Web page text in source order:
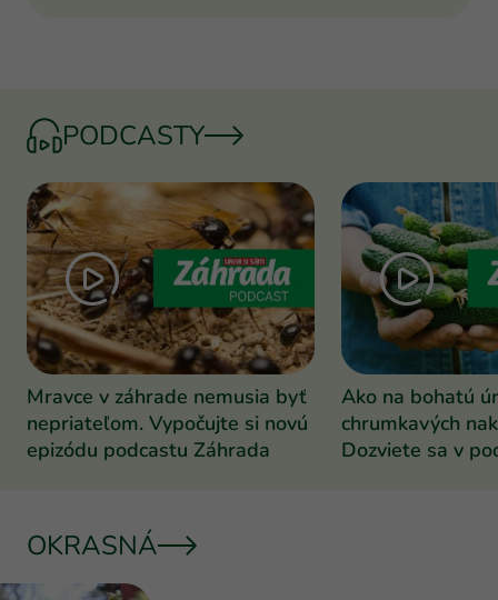
PODCASTY
Mravce v záhrade nemusia byť
nepriateľom. Vypočujte si novú
epizódu podcastu Záhrada
Ako na bohatú
chrumkavých
Dozviete sa v
OKRASNÁ